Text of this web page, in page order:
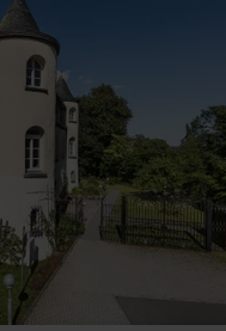
dans le quotidien,
possible
dans la forêt.